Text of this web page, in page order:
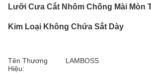
Lưỡi Cưa Cắt Nhôm Chống Mài Mòn
Kim Loại Không Chứa Sắt Dày
Tên Thương
Hiệu:
LAMBOSS